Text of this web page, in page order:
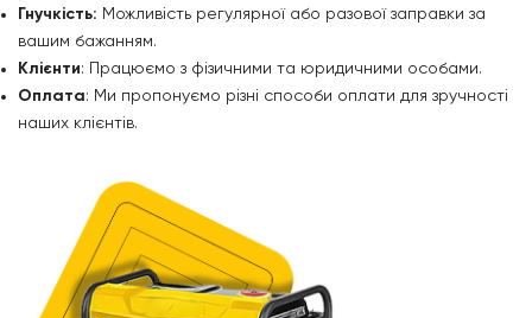
Гнучкість: Можливість регулярної або разової заправки за
вашим бажанням.
Клієнти: Працюємо з фізичними та юридичними особами.
Оплата: Ми пропонуємо різні способи оплати для зручності
наших клієнтів.